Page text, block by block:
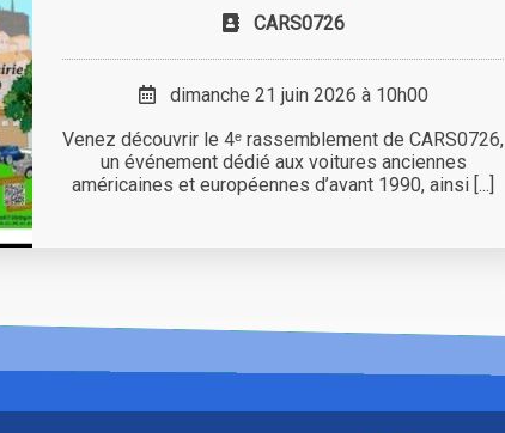
CARS0726
dimanche 21 juin 2026 à 10h00
Venez découvrir le 4ᵉ rassemblement de CARS0726,
un événement dédié aux voitures anciennes
américaines et européennes d’avant 1990, ainsi [...]